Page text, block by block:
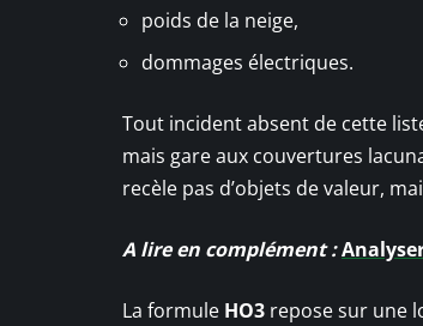
poids de la neige,
dommages électriques.
Tout incident absent de cette
mais gare aux couvertures
recèle pas d’objets de valeur,
A lire en complément :
La formule HO3 repose sur une